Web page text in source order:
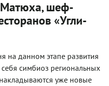
Матюха, шеф-
«Угли-
на данном этапе развития
симбиоз региональных
уже новые